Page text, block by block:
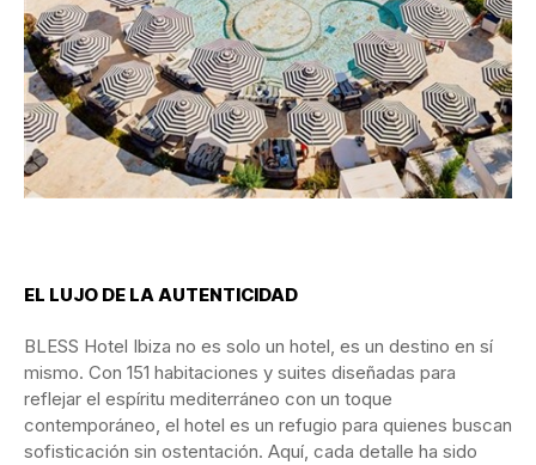
EL LUJO DE LA AUTENTICIDAD
BLESS Hotel Ibiza no es solo un hotel, es un destino en sí
mismo. Con 151 habitaciones y suites diseñadas para
reflejar el espíritu mediterráneo con un toque
contemporáneo, el hotel es un refugio para quienes buscan
sofisticación sin ostentación. Aquí, cada detalle ha sido